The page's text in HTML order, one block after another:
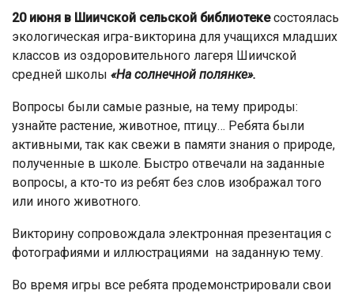
20 июня в Шиичской сельской библиотекесостоялась
экологическая игра-викторина для учащихся младших
классов из оздоровительного лагеря Шиичской
средней школы «На солнечной полянке».
Вопросы были самые разные, на тему природы:
узнайте растение, животное, птицу… Ребята были
активными, так как свежи в памяти знания о природе,
полученные в школе. Быстро отвечали на заданные
вопросы, а кто-то из ребят без слов изображал того
или иного животного.
Викторину сопровождала электронная презентация с
фотографиями и иллюстрациями на заданную тему.
Во время игры все ребята продемонстрировали свои